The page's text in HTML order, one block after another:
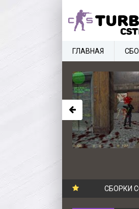
СБОРКИ
ГЛАВНАЯ